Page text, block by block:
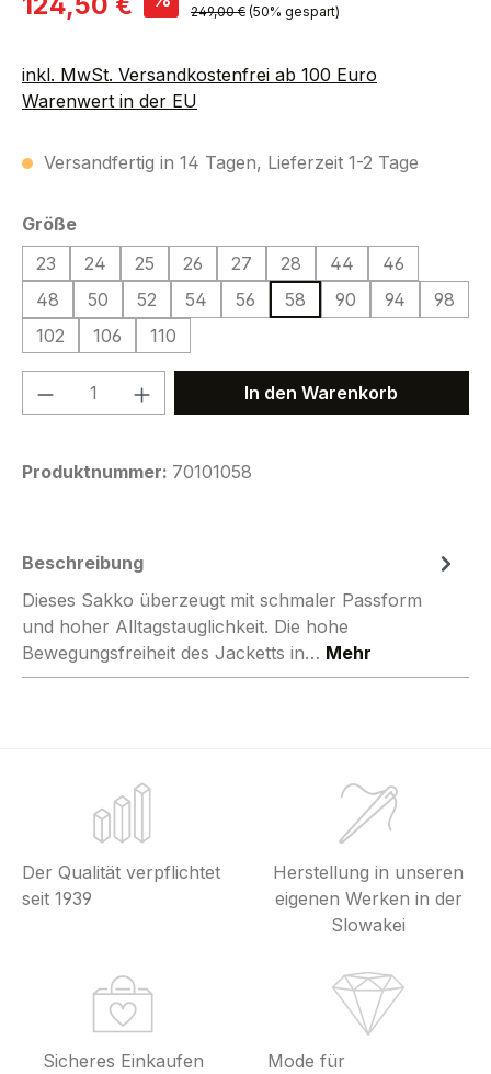
Regulärer Preis:
249,00 € (50% gespart)
inkl. MwSt. Versandkostenfrei ab 100 Euro
Warenwert in der EU
Versandfertig in 14 Tagen, Lieferzeit 1-2 Tage
Größeauswählen
23
24 25 26 27 28 44
46
48
50 52 54 56 58 90 94
98
102
106 110
Produkt Anzahl: Gib denIn den Warenkorb
Produktnummer: 70101058
Beschreibung
Dieses Sakko überzeugt mit schmaler Passform
und hoher Alltagstauglichkeit. Die hohe
Bewegungsfreiheit des Jacketts in… Mehr
Der Qualität verpflichtet
seit 1939
Herstellung in unseren
eigenen Werken in der
Slowakei
Sicheres Einkaufen
Mode für